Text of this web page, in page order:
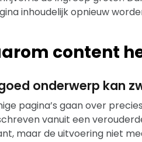
inhoudelijk opnieuw
content
onderwerp kan
pagina’s gaan over
vanuit een
maar de uitvoering niet